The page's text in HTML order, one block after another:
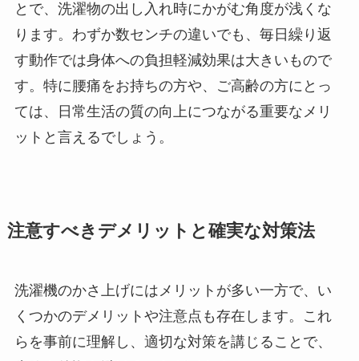
とで、洗濯物の出し入れ時にかがむ角度が浅くな
ります。わずか数センチの違いでも、毎日繰り返
す動作では身体への負担軽減効果は大きいもので
す。特に腰痛をお持ちの方や、ご高齢の方にとっ
ては、日常生活の質の向上につながる重要なメリ
ットと言えるでしょう。
注意すべきデメリットと確実な対策法
洗濯機のかさ上げにはメリットが多い一方で、い
くつかのデメリットや注意点も存在します。これ
らを事前に理解し、適切な対策を講じることで、